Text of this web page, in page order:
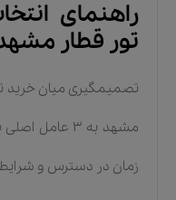
راهنمای
تور قطار
تصمیمگیری میان خرید
مشهد به ۳
زمان در دسترس و